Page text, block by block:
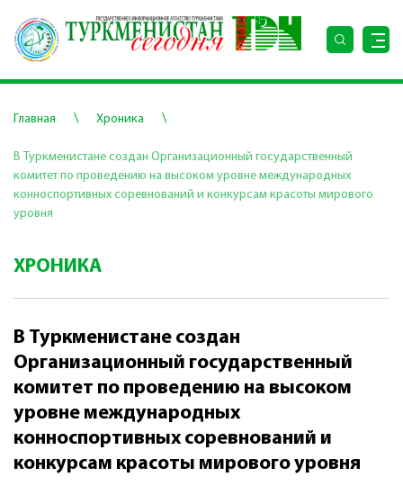
Главная \ Хроника \
В Туркменистане создан Организационный государственный
комитет по проведению на высоком уровне международных
конноспортивных соревнований и конкурсам красоты мирового
уровня
ХРОНИКА
В Туркменистане создан
Организационный государственный
комитет по проведению на высоком
уровне международных
конноспортивных соревнований и
конкурсам красоты мирового уровня